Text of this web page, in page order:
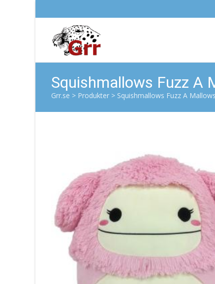
Squishmallows Fuzz A
Grr.se > Produkter > Squishmallows Fuzz A